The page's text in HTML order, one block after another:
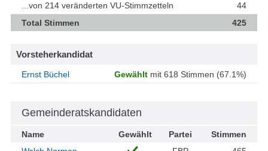
...von 214 veränderten VU-Stimmzetteln
44
Total Stimmen
425
Vorsteherkandidat
Ernst Büchel Gewählt mit 618 Stimmen (67.1%)
Gemeinderatskandidaten
Name Gewählt Partei
Stimmen